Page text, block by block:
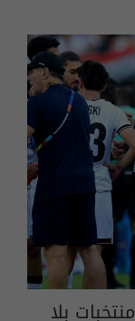
صدمة عربية في مونديال 2026.. 8 منتخبات بلا